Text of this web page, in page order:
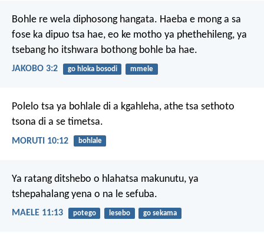
Bohle re wela diphosong hangata. Haeba e mong a sa
fose ka dipuo tsa hae, eo ke motho ya phethehileng, ya
tsebang ho itshwara bothong bohle ba hae.
JAKOBO 3:2 go hloka bosodi mmele
Polelo tsa ya bohlale di a kgahleha, athe tsa sethoto
tsona di a se timetsa.
MORUTI 10:12 bohlale
Ya ratang ditshebo o hlahatsa makunutu, ya
tshepahalang yena o na le sefuba.
MAELE 11:13 potego lesebo go sekama